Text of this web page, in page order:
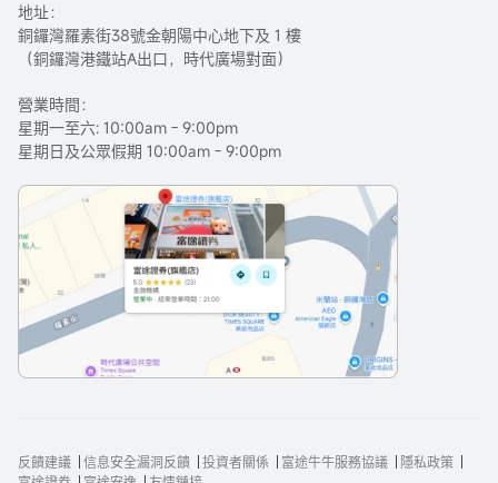
地址：
銅鑼灣羅素街38號金朝陽中心地下及 1 樓
（銅鑼灣港鐵站A出口，時代廣場對面）
營業時間：
星期一至六: 10:00am - 9:00pm
星期日及公眾假期 10:00am - 9:00pm
反饋建議 信息安全漏洞反饋 投資者關係 富途牛牛服務協議
隱私政策